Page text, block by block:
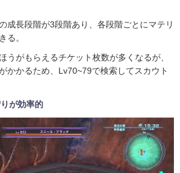
成長段階が3段階あり、各段階ごとにマテリ
る。
うがもらえるチケット枚数が多くなるが、
かかるため、Lv70~79で検索してスカウト
が効率的